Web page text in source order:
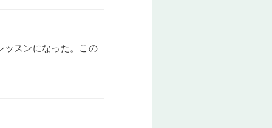
ッスンになった。この